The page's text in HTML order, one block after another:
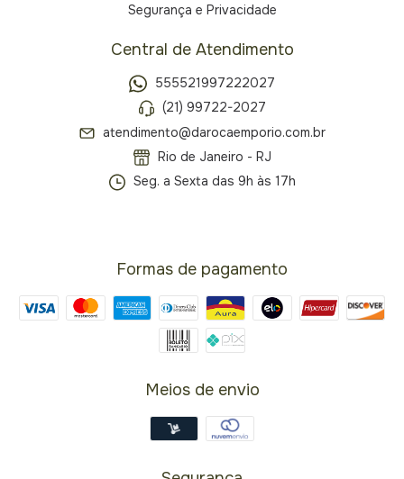
Segurança e Privacidade
Central de Atendimento
555521997222027
(21) 99722-2027
atendimento@darocaemporio.com.br
Rio de Janeiro - RJ
Seg. a Sexta das 9h às 17h
Formas de pagamento
Meios de envio